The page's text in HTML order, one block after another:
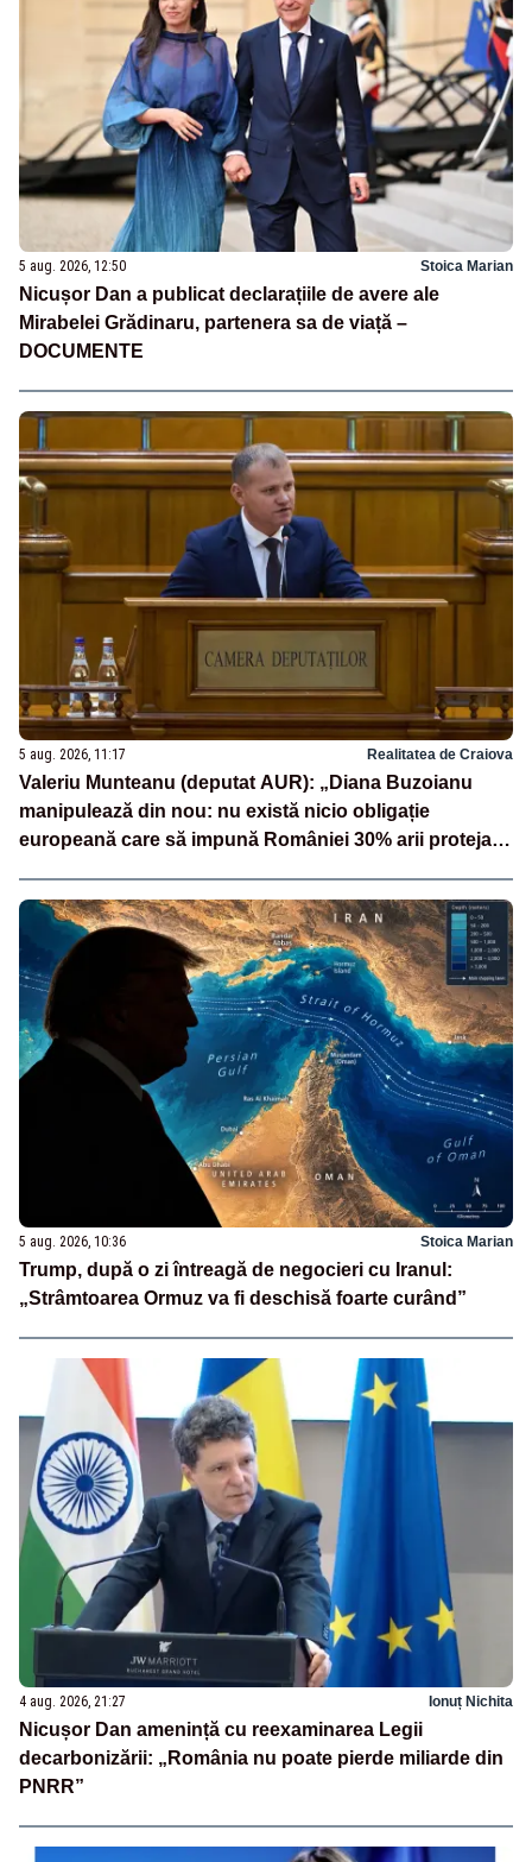
5 aug. 2026, 12:50 Stoica Marian
Nicușor Dan a publicat declarațiile de avere ale
Mirabelei Grădinaru, partenera sa de viață –
DOCUMENTE
5 aug. 2026, 11:17 Realitatea de Craiova
Valeriu Munteanu (deputat AUR): „Diana Buzoianu
manipulează din nou: nu există nicio obligație
europeană care să impună României 30% arii protejate
5 aug. 2026, 10:36 Stoica Marian
Trump, după o zi întreagă de negocieri cu Iranul:
„Strâmtoarea Ormuz va fi deschisă foarte curând”
4 aug. 2026, 21:27 Ionuț Nichita
Nicușor Dan amenință cu reexaminarea Legii
decarbonizării: „România nu poate pierde miliarde din
PNRR”